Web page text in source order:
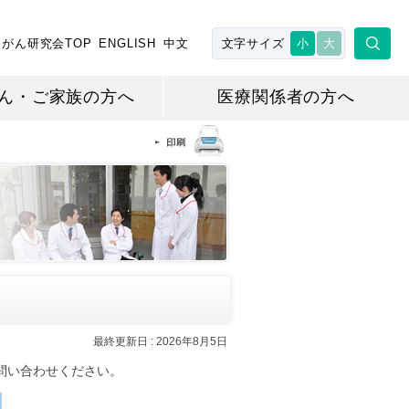
がん研究会TOP ENGLISH 中文 文字サイズ 小 大
・ご家族の方へ 医療関係者の方へ
最終更新日 : 2026年8月5日
合わせください。